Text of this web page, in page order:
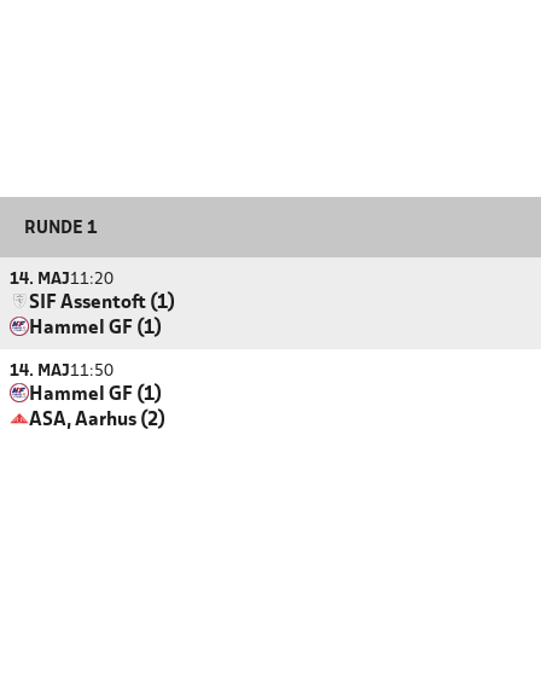
RUNDE 1
14. MAJ11:20
SIF Assentoft (1)
Hammel GF (1)
14. MAJ11:50
Hammel GF (1)
ASA, Aarhus (2)